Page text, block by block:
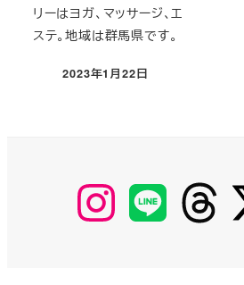
リーはヨガ、マッサージ、エ
ステ。地域は群馬県です。
投稿日
2023年1月22日
【Instagram】
MyKOBAKO
【LINE】 【